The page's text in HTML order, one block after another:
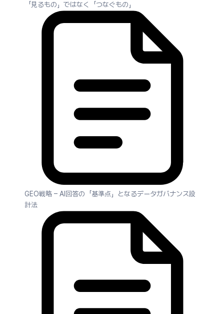
「見るもの」ではなく「つなぐもの」
GEO戦略 – AI回答の「基準点」となるデータガバナンス設
計法